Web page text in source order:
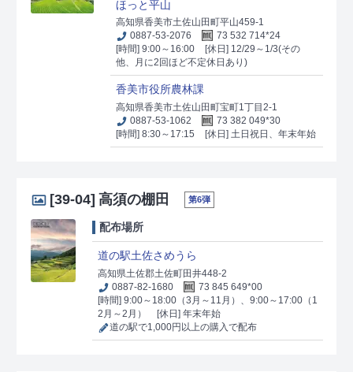
ほっと平山
高知県香美市土佐山田町平山459-1
0887-53-2076
73 532 714*24
[時間] 9:00～16:00
[休日] 12/29～1/3(その
他、月に2回ほど不定休日あり)
香美市役所農林課
高知県香美市土佐山田町宝町1丁目2-1
0887-53-1062
73 382 049*30
[時間] 8:30～17:15
[休日] 土日祝日、年末年始
[39-04] 高須の棚田 第6弾
配布場所
道の駅土佐さめうら
高知県土佐郡土佐町田井448-2
0887-82-1680
73 845 649*00
[時間] 9:00～18:00（3月～11月）、9:00～17:00（1
2月～2月）
[休日] 年末年始
道の駅で1,000円以上の購入で配布